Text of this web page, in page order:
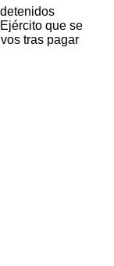
que se
tras pagar